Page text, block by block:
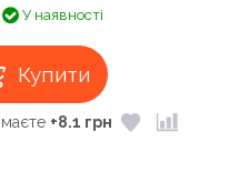
У наявності
Купити
+8.1 грн